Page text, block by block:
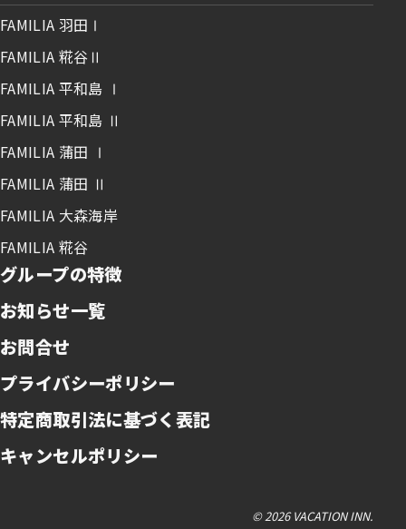
FAMILIA 羽田Ⅰ
FAMILIA 糀谷Ⅱ
FAMILIA 平和島 Ⅰ
FAMILIA 平和島 Ⅱ
FAMILIA 蒲田 Ⅰ
FAMILIA 蒲田 Ⅱ
FAMILIA 大森海岸
FAMILIA 糀谷
グループの特徴
お知らせ一覧
お問合せ
プライバシーポリシー
特定商取引法に基づく表記
キャンセルポリシー
© 2026 VACATION INN.